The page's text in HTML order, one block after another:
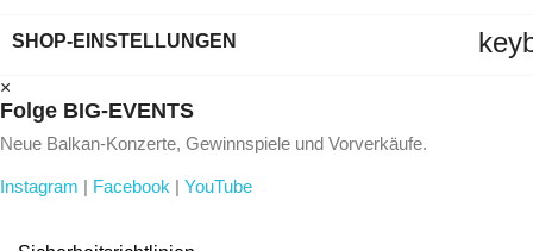
SHOP-EINSTELLUNGEN
×
Folge BIG-EVENTS
Neue Balkan-Konzerte, Gewinnspiele und Vorverkäufe.
Instagram | Facebook | YouTube